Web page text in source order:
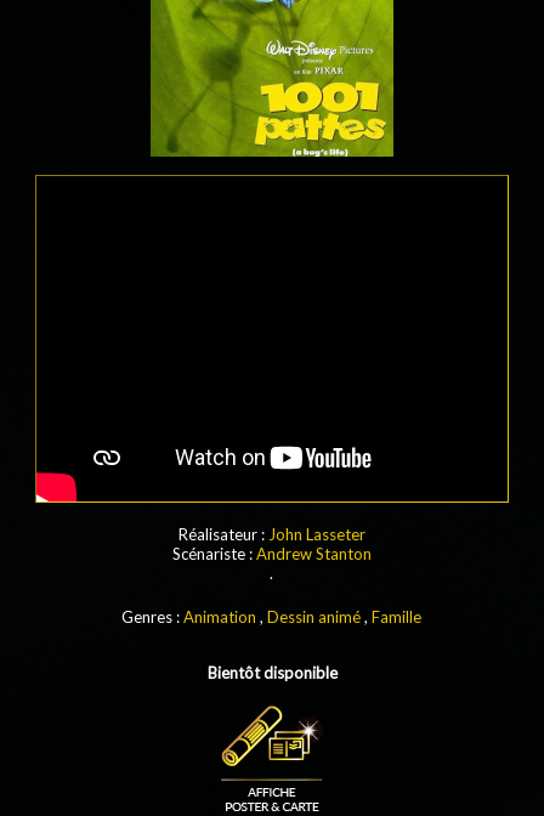
Réalisateur : John Lasseter
Scénariste :Andrew Stanton
.
Genres :Animation ,Dessin animé,Famille
Bientôt disponible